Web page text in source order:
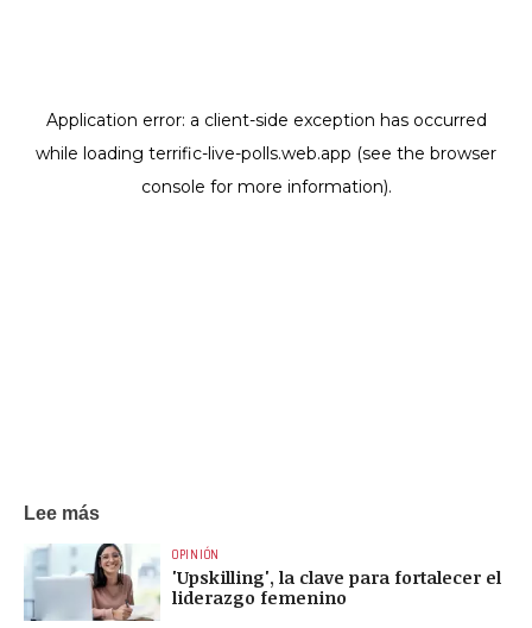
Lee más
OPINIÓN
'Upskilling', la clave para fortalecer el
liderazgo femenino